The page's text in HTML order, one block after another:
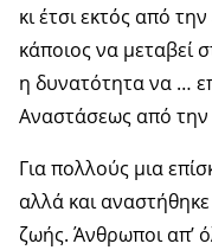
κι έτσι εκτός από
κάποιος να μεταβεί
η δυνατότητα να …
Αναστάσεως από
Για πολλούς μια
αλλά και
ζωής. Άνθρωποι απ’